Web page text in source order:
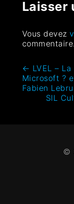
Laisser
Vous devez
commentaire.
← LVEL –
Microsoft ?
Fabien
SIL
©